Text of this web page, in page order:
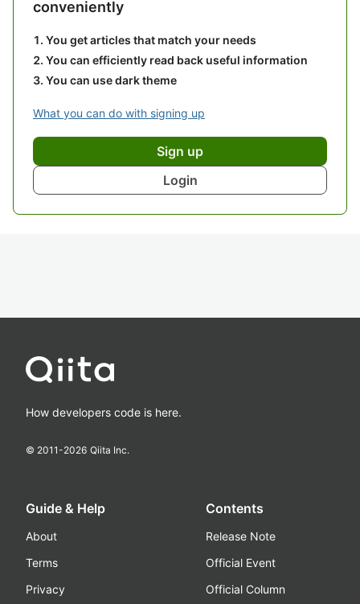
conveniently
You get articles that match your needs
You can efficiently read back useful information
You can use dark theme
What you can do with signing up
Sign up
Login
How developers code is here.
© 2011-2026 Qiita Inc.
Guide & Help
About
Terms
Privacy
Contents
Release Note
Official Event
Official Column